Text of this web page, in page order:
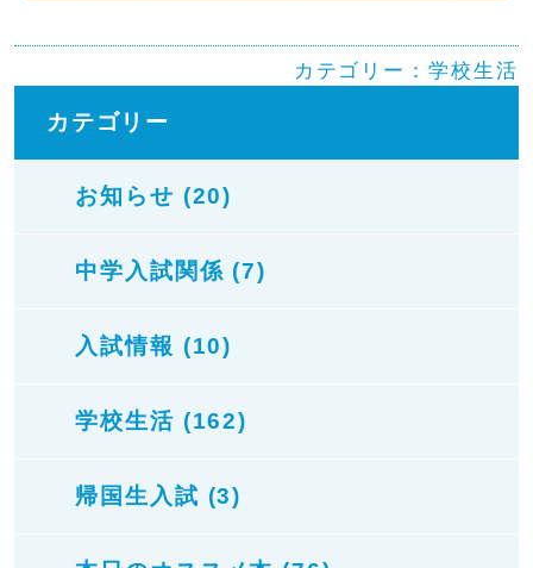
カテゴリー：学校生活
カテゴリー
お知らせ (20)
中学入試関係 (7)
入試情報 (10)
学校生活 (162)
帰国生入試 (3)